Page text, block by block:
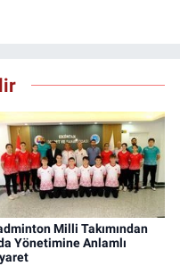
internet haber sitesinde
ve içerik üretiyorum.
Milli Takımından
Yönetimine Anlamlı